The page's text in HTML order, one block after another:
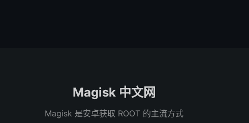
Magisk 中文网
Magisk 是安卓获取 ROOT 的主流方式